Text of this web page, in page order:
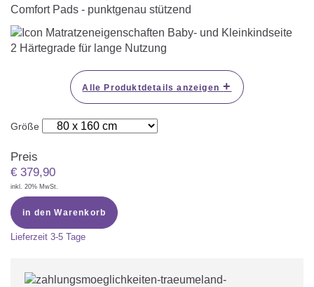
Comfort Pads - punktgenau stützend
2 Härtegrade für lange Nutzung
Alle Produktdetails anzeigen +
Größe
Preis
€ 379,90
inkl. 20% MwSt.
in den Warenkorb
Lieferzeit 3-5 Tage